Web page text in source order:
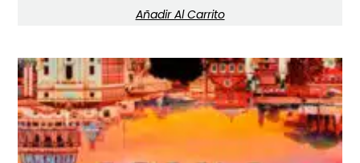
Añadir Al Carrito